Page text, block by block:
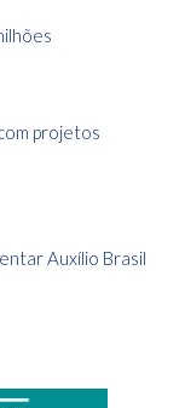
projetos
Auxílio Brasil